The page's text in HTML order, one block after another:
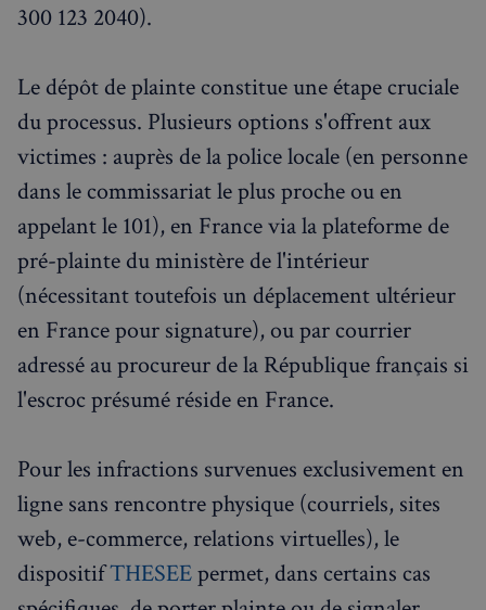
300 123 2040).
Le dépôt de plainte constitue une étape cruciale
du processus. Plusieurs options s'offrent aux
victimes : auprès de la police locale (en personne
dans le commissariat le plus proche ou en
appelant le 101), en France via la plateforme de
pré-plainte du ministère de l'intérieur
(nécessitant toutefois un déplacement ultérieur
en France pour signature), ou par courrier
adressé au procureur de la République français si
l'escroc présumé réside en France.
Pour les infractions survenues exclusivement en
ligne sans rencontre physique (courriels, sites
web, e-commerce, relations virtuelles), le
dispositifTHESEEpermet, dans certains cas